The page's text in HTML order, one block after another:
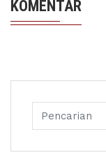
KOMENTAR